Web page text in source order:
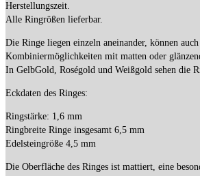
Herstellungszeit.
Alle Ringrößen lieferbar.
Die Ringe liegen einzeln aneinander, können
Kombiniermöglichkeiten mit matten oder
In GelbGold, Roségold und Weißgold sehen die
Eckdaten des Ringes:
Ringstärke: 1,6 mm
Ringbreite Ringe insgesamt 6,5 mm
Edelsteingröße 4,5 mm
Die Oberfläche des Ringes ist mattiert, eine